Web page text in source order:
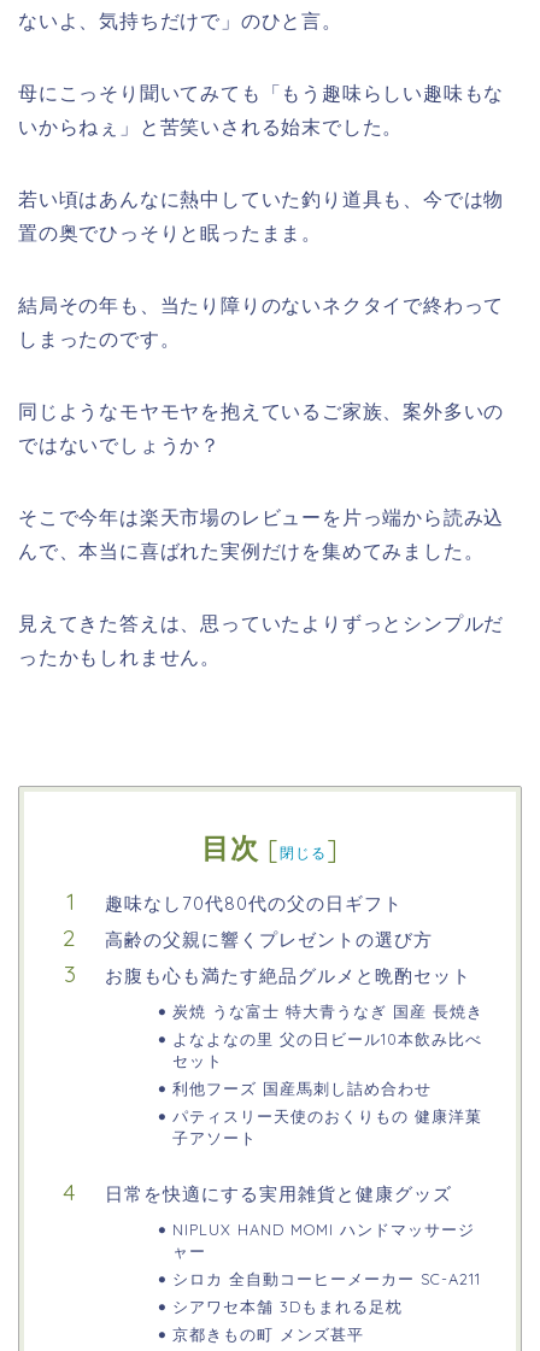
ないよ、気持ちだけで」のひと言。
母にこっそり聞いてみても「もう趣味らしい趣味もな
いからねぇ」と苦笑いされる始末でした。
若い頃はあんなに熱中していた釣り道具も、今では物
置の奥でひっそりと眠ったまま。
結局その年も、当たり障りのないネクタイで終わって
しまったのです。
同じようなモヤモヤを抱えているご家族、案外多いの
ではないでしょうか？
そこで今年は楽天市場のレビューを片っ端から読み込
んで、本当に喜ばれた実例だけを集めてみました。
見えてきた答えは、思っていたよりずっとシンプルだ
ったかもしれません。
目次 [閉じる ]
趣味なし70代80代の父の日ギフト
高齢の父親に響くプレゼントの選び方
お腹も心も満たす絶品グルメと晩酌セット
炭焼 うな富士 特大青うなぎ 国産 長焼き
よなよなの里 父の日ビール10本飲み比べ
セット
利他フーズ 国産馬刺し詰め合わせ
パティスリー天使のおくりもの 健康洋菓
子アソート
日常を快適にする実用雑貨と健康グッズ
NIPLUX HAND MOMI ハンドマッサージ
ャー
シロカ 全自動コーヒーメーカー SC-A211
シアワセ本舗 3Dもまれる足枕
京都きもの町 メンズ甚平